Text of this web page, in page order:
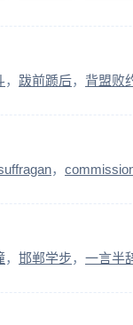
跋前踬后 背盟败
邯郸学步 一言半